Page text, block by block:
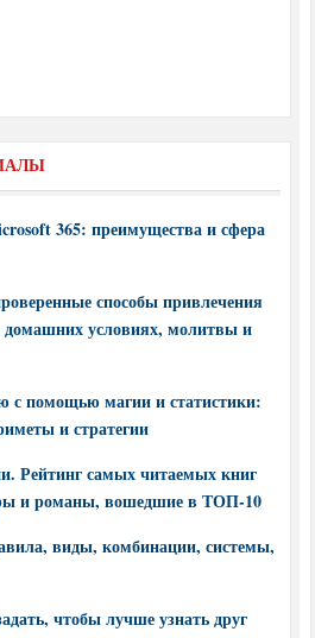
365: преимущества и сфера
способы привлечения
домашних условиях, молитвы и
с помощью магии и статистики:
и стратегии
Рейтинг самых читаемых книг
и романы, вошедшие в ТОП-10
виды, комбинации, системы,
чтобы лучше узнать друг